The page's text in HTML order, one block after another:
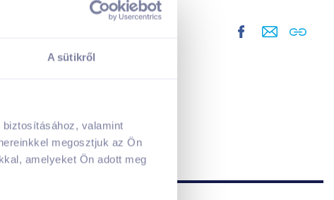
A sütikről
valamint
megosztjuk az Ön
amelyeket Ön adott meg